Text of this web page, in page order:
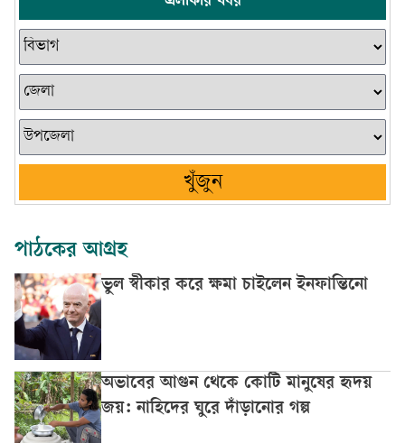
খুঁজুন
পাঠকের আগ্রহ
ভুল স্বীকার করে ক্ষমা চাইলেন ইনফান্তিনো
অভাবের আগুন থেকে কোটি মানুষের হৃদয়
জয়: নাহিদের ঘুরে দাঁড়ানোর গল্প